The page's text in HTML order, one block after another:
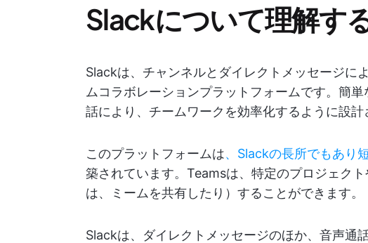
Slackについて理解す
Slackは、チャンネルとダイレクトメッセージに
ムコラボレーションプラットフォームです。簡
話により、チームワークを効率化するように設計
このプラットフォームは、Slackの長所でもあり
築されています。Teamsは、特定のプロジェク
は、ミームを共有したり）することができます。
Slackは、ダイレクトメッセージのほか、音声通